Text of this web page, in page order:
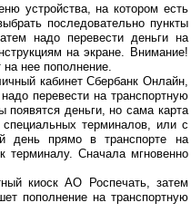
устройства, на котором есть
последовательно пункты
надо перевести деньги на
на экране. Внимание!
нее пополнение.
кабинет Сбербанк Онлайн,
перевести на транспортную
появятся деньги, но сама карта
терминалов, или с
день прямо в транспорте на
терминалу. Сначала мгновенно
киоск АО Роспечать, затем
пополнение на транспортную